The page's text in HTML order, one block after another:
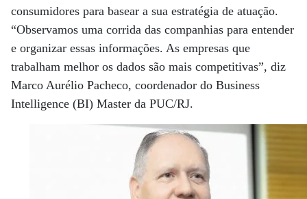
consumidores para basear a sua estratégia de atuação.
“Observamos uma corrida das companhias para entender
e organizar essas informações. As empresas que
trabalham melhor os dados são mais competitivas”, diz
Marco Aurélio Pacheco, coordenador do Business
Intelligence (BI) Master da PUC/RJ.